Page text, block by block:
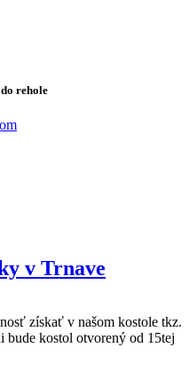
rehole
v Trnave
získať v našom kostole tkz.
kostol otvorený od 15tej